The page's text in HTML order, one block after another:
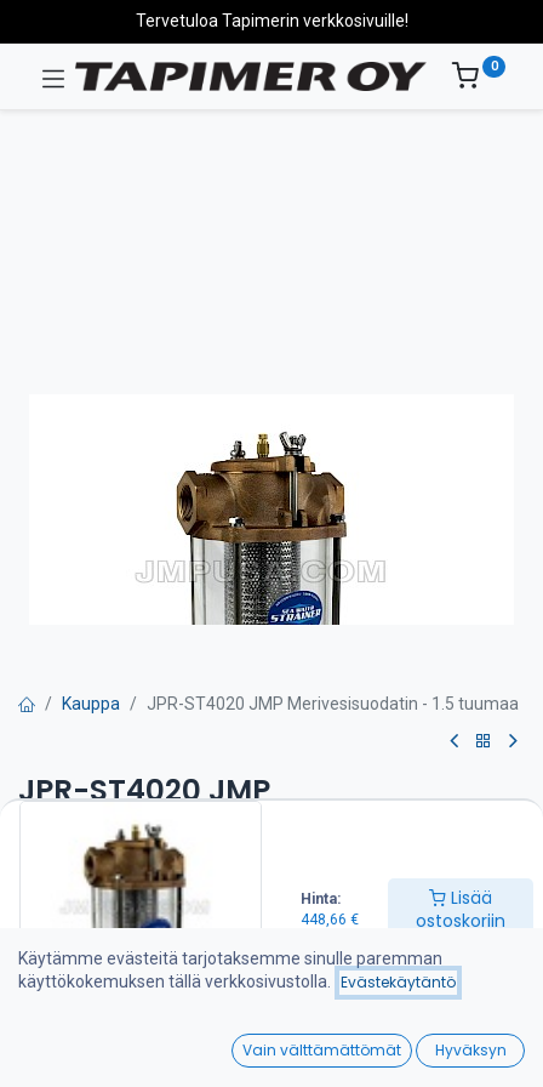
Hinta:
448,66 €
Lisää
ostoskoriin
Wishlist
Tervetuloa Tapimerin verkkosivuille!
0
Kauppa JPR-ST4020 JMP Merivesisuodatin - 1.5 tuumaa
JPR-ST4020 JMP
Merivesisuodatin - 1.5 tuumaa
Tuotteen ominaisuudet:
Kestävä pronssivalu
Kestävä ruostumaton teräs kromatulla suodatinverkolla
Helppo asentaa
Helppo huoltaa ja puhdistaa
O-renkaat parantavat tiivistystä korkean paineen sovelluksissa
Käytämme evästeitä tarjotaksemme sinulle paremman
käyttökokemuksen tällä verkkosivustolla.
Evästekäytäntö
Vain välttämättömät Hyväksyn